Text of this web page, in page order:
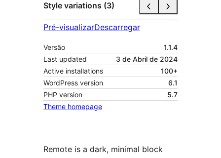
Style variations (3)
Pré-visualizarDescarregar
Versão
1.1.4
Last updated
3 de Abril de 2024
Active installations
100+
WordPress version
6.1
PHP version
5.7
Theme homepage
Remote is a dark, minimal block